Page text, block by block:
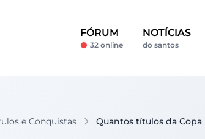
FÓRUM
32 online
NOTÍCIAS
do santos
e Conquistas Quantos títulos da